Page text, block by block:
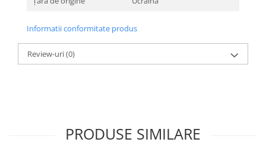
Informatii conformitate produs
Review-uri(0)
PRODUSE SIMILARE